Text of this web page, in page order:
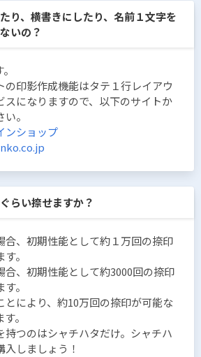
り、横書きにしたり、名前１文字を
いの？
の印影作成機能はタテ１行レイアウ
スになりますので、以下のサイトか
。
ンショップ
らい捺せますか？
合、初期性能として約１万回の捺印
。
合、初期性能として約3000回の捺印
。
とにより、約10万回の捺印が可能な
。
持つのはシャチハタだけ。シャチハ
しましょう！